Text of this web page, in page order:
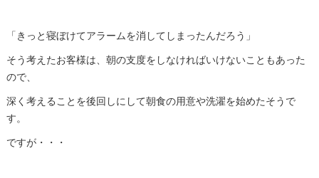
「きっと寝ぼけてアラームを消してしまったんだろう」
そう考えたお客様は、朝の支度をしなければいけないこともあった
ので、
深く考えることを後回しにして朝食の用意や洗濯を始めたそうで
す。
ですが・・・